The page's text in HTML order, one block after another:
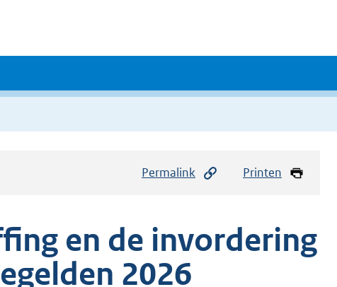
Permalink Printen
en de invordering
2026